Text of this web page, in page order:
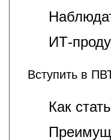
ИТ-
Вступить в
Как